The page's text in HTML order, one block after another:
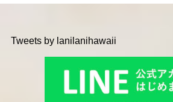
Tweets by lanilanihawaii